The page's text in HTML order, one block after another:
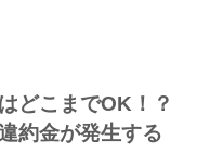
どこまでOK！？
約金が発生する